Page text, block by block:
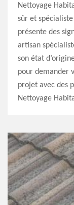
Nettoyage
sûr et
présente des
artisan
son état
pour demander
projet avec des
Nettoyage